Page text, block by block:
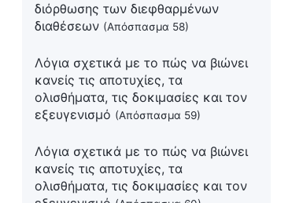
διόρθωσης των διεφθαρμένων
διαθέσεων (Απόσπασμα 58)
Λόγια σχετικά με το πώς να βιώνει
κανείς τις αποτυχίες, τα
ολισθήματα, τις δοκιμασίες και τον
εξευγενισμό (Απόσπασμα 59)
Λόγια σχετικά με το πώς να βιώνει
κανείς τις αποτυχίες, τα
ολισθήματα, τις δοκιμασίες και τον